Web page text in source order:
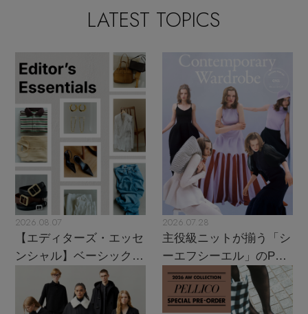
LATEST TOPICS
2026.08.07
【エディターズ・エッセ
ンシャル】ベーシックと
トレンドが交差する16の
2026.07.28
主役級ニットが揃う「シ
ーエフシーエル」のPOP
UPがスタート